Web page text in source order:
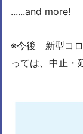
......and more!
※今後 新型コロ
っては、中止・